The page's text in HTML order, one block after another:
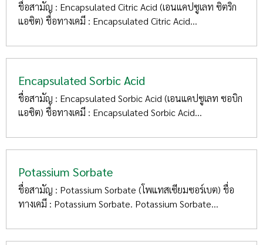
ชื่อสามัญ : Encapsulated Citric Acid (เอนแคปซูเลท ซิตริก
แอซิต) ชื่อทางเคมี : Encapsulated Citric Acid...
Encapsulated Sorbic Acid
ชื่อสามัญ : Encapsulated Sorbic Acid (เอนแคปซูเลท ซอบิก
แอซิต) ชื่อทางเคมี : Encapsulated Sorbic Acid...
Potassium Sorbate
ชื่อสามัญ : Potassium Sorbate (โพแทสเซียมซอร์เบต) ชื่อ
ทางเคมี : Potassium Sorbate. Potassium Sorbate...